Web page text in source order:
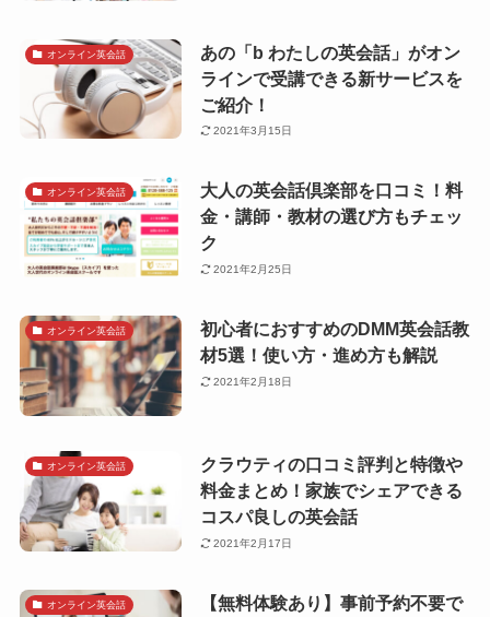
オンライン英会話
あの「b わたしの英会話」がオン
ラインで受講できる新サービスを
ご紹介！
2021年3月15日
オンライン英会話
大人の英会話倶楽部を口コミ！料
金・講師・教材の選び方もチェッ
ク
2021年2月25日
オンライン英会話
初心者におすすめのDMM英会話教
材5選！使い方・進め方も解説
2021年2月18日
オンライン英会話
クラウティの口コミ評判と特徴や
料金まとめ！家族でシェアできる
コスパ良しの英会話
2021年2月17日
オンライン英会話
【無料体験あり】事前予約不要で